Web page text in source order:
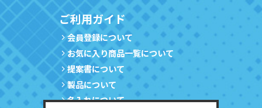
ご利用ガイド
会員登録について
お気に入り商品一覧について
提案書について
製品について
名入れについて